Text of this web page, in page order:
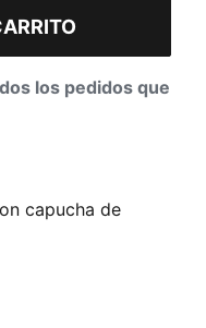
los pedidos que
capucha de
acanalados
informal.
prendas en días